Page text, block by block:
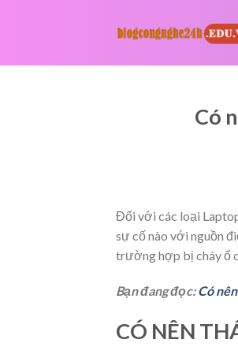
Có
Đối với các loại
sự cố nào với nguồn
trường hợp bị cháy ổ
Bạn đang đọc:Có
CÓ NÊN TH